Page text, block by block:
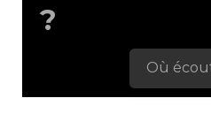
?
Où